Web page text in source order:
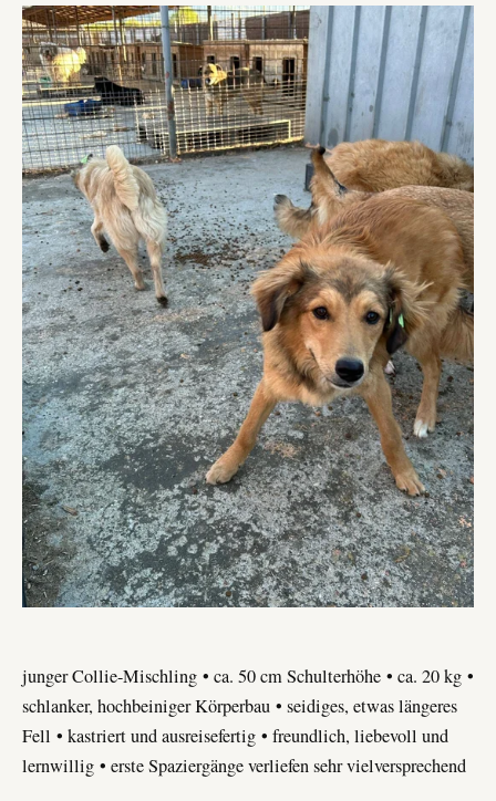
junger Collie-Mischling • ca. 50 cm Schulterhöhe • ca. 20 kg •
schlanker, hochbeiniger Körperbau • seidiges, etwas längeres
Fell • kastriert und ausreisefertig • freundlich, liebevoll und
lernwillig • erste Spaziergänge verliefen sehr vielversprechend